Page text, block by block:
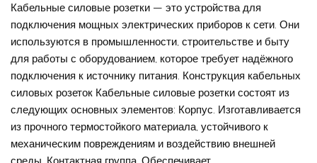
Кабельные силовые розетки — это устройства для
подключения мощных электрических приборов к сети. Они
используются в промышленности, строительстве и быту
для работы с оборудованием, которое требует надёжного
подключения к источнику питания. Конструкция кабельных
силовых розеток Кабельные силовые розетки состоят из
следующих основных элементов: Корпус. Изготавливается
из прочного термостойкого материала, устойчивого к
механическим повреждениям и воздействию внешней